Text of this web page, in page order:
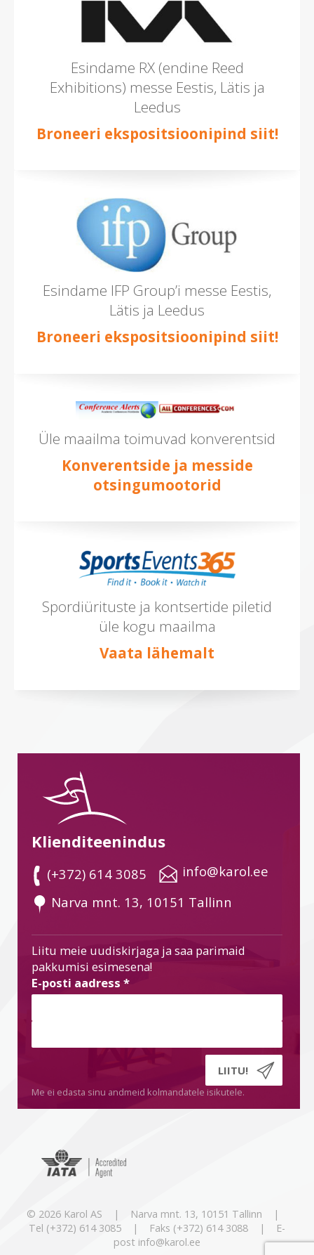
Esindame RX (endine Reed
Exhibitions) messe Eestis, Lätis ja
Leedus
Broneeri ekspositsioonipind siit!
Esindame IFP Group’i messe Eestis,
Lätis ja Leedus
Broneeri ekspositsioonipind siit!
Üle maailma toimuvad konverentsid
Konverentside ja messide
otsingumootorid
Spordiürituste ja kontsertide piletid
üle kogu maailma
Vaata lähemalt
Klienditeenindus
(+372) 614 3085
info@karol.ee
Narva mnt. 13, 10151 Tallinn
Liitu meie uudiskirjaga ja saa parimaid
pakkumisi esimesena!
E-posti aadress *
Me ei edasta sinu andmeid kolmandatele isikutele.
© 2026 Karol AS | Narva mnt. 13, 10151 Tallinn |
Tel (+372) 614 3085 | Faks (+372) 614 3088 | E-
post info@karol.ee